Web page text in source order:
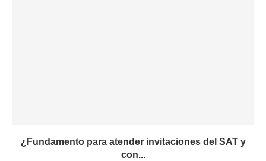
¿Fundamento para atender invitaciones del SAT y
con...